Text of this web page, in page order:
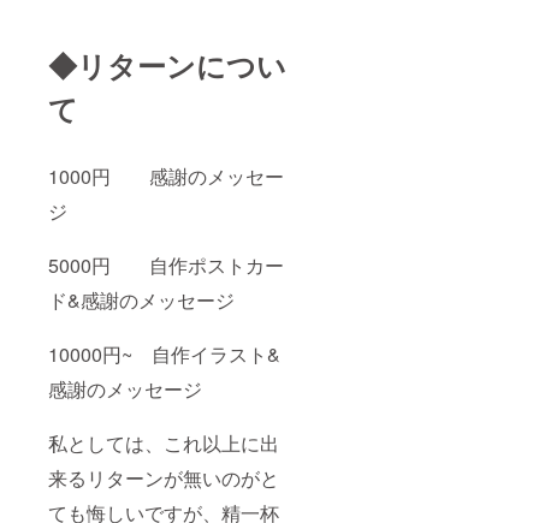
◆リターンについ
て
1000円 感謝のメッセー
ジ
5000円 自作ポストカー
ド&感謝のメッセージ
10000円~ 自作イラスト&
感謝のメッセージ
私としては、これ以上に出
来るリターンが無いのがと
ても悔しいですが、精一杯